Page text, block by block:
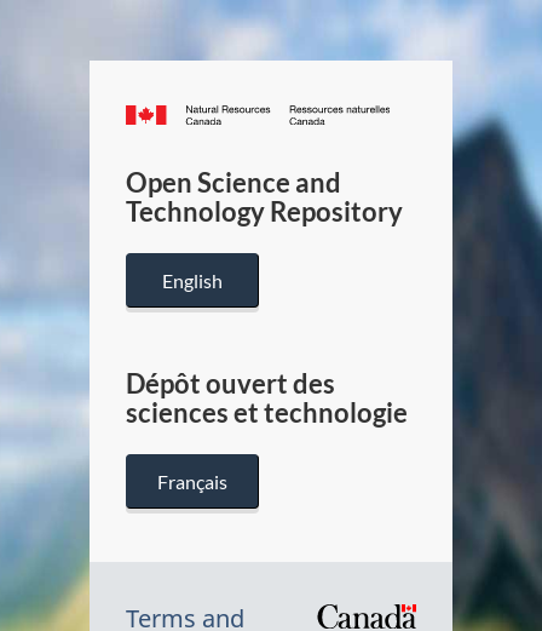
Canada.ca
/
Canada
Open Science and
Technology Repository
English
Dépôt ouvert des
sciences et technologie
Français
Terms and